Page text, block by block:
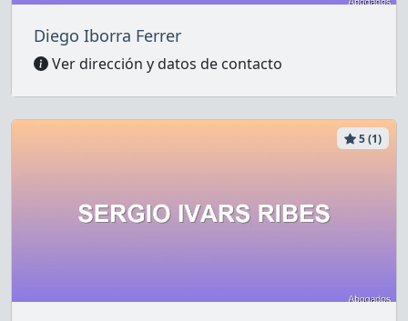
Diego Iborra Ferrer
Ver dirección y datos de contacto
5 (1)